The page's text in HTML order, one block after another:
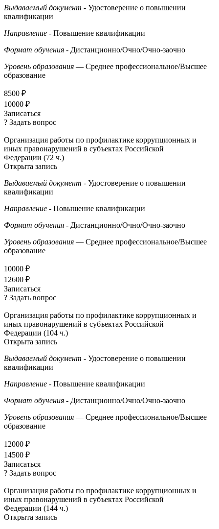
Выдаваемый документ - Удостоверение о повышении
квалификации
Направление - Повышение квалификации
Формат обучения - Дистанционно/Очно/Очно-заочно
Уровень образования — Среднее профессиональное/Высшее
образование
8500 ₽
10000 ₽
Записаться
? Задать вопрос
Организация работы по профилактике коррупционных и
иных правонарушений в субъектах Российской
Федерации (72 ч.)
Открыта запись
Выдаваемый документ - Удостоверение о повышении
квалификации
Направление - Повышение квалификации
Формат обучения - Дистанционно/Очно/Очно-заочно
Уровень образования — Среднее профессиональное/Высшее
образование
10000 ₽
12600 ₽
Записаться
? Задать вопрос
Организация работы по профилактике коррупционных и
иных правонарушений в субъектах Российской
Федерации (104 ч.)
Открыта запись
Выдаваемый документ - Удостоверение о повышении
квалификации
Направление - Повышение квалификации
Формат обучения - Дистанционно/Очно/Очно-заочно
Уровень образования — Среднее профессиональное/Высшее
образование
12000 ₽
14500 ₽
Записаться
? Задать вопрос
Организация работы по профилактике коррупционных и
иных правонарушений в субъектах Российской
Федерации (144 ч.)
Открыта запись